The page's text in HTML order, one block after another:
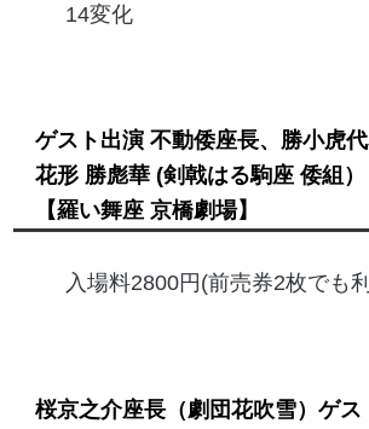
14変化
ゲスト出演 不動倭座長、勝小虎
花形 勝彪華 (剣戟はる駒座 倭組）
【羅い舞座 京橋劇場】
入場料2800円(前売券2枚でも
桜京之介座長（劇団花吹雪）ゲス